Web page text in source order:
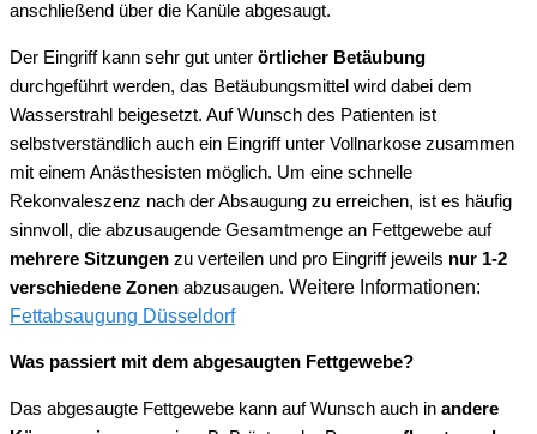
anschließend über die Kanüle abgesaugt.
Der Eingriff kann sehr gut unter örtlicher Betäubung
durchgeführt werden, das Betäubungsmittel wird dabei dem
Wasserstrahl beigesetzt. Auf Wunsch des Patienten ist
selbstverständlich auch ein Eingriff unter Vollnarkose zusammen
mit einem Anästhesisten möglich. Um eine schnelle
Rekonvaleszenz nach der Absaugung zu erreichen, ist es häufig
sinnvoll, die abzusaugende Gesamtmenge an Fettgewebe auf
mehrere Sitzungen zu verteilen und pro Eingriff jeweils nur 1-2
verschiedene Zonen abzusaugen. Weitere Informationen:
Fettabsaugung Düsseldorf
Was passiert mit dem abgesaugten Fettgewebe?
Das abgesaugte Fettgewebe kann auf Wunsch auch in andere